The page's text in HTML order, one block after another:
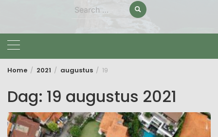
Search
Home 2021 augustus 19
Dag: 19 augustus 2021